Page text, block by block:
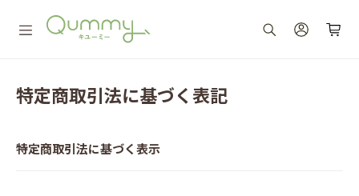
特定商取引法に基づく表記
特定商取引法に基づく表示